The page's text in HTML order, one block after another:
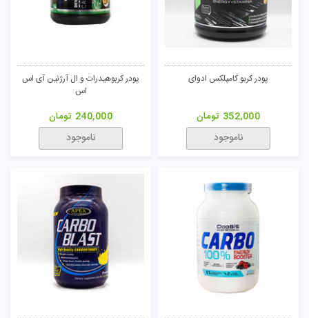
پودر کربو کامپلکس ادوای
352,000 تومان
ناموجود
پودر کربوهیدرات و ال آرژنین آی اس
اس
240,000 تومان
ناموجود